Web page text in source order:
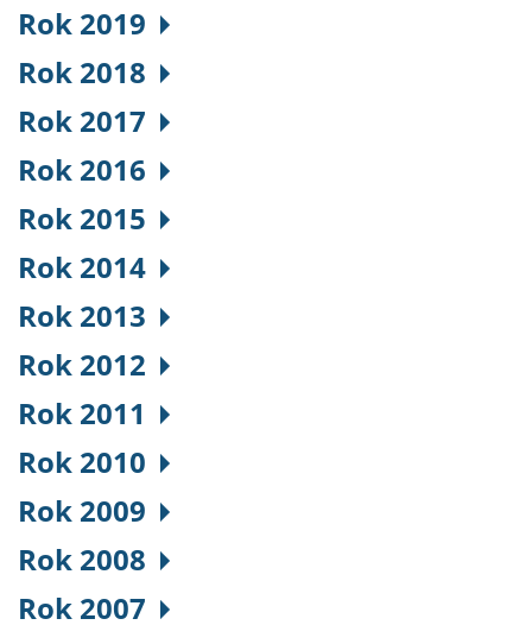
Rok 2019
Rok 2018
Rok 2017
Rok 2016
Rok 2015
Rok 2014
Rok 2013
Rok 2012
Rok 2011
Rok 2010
Rok 2009
Rok 2008
Rok 2007